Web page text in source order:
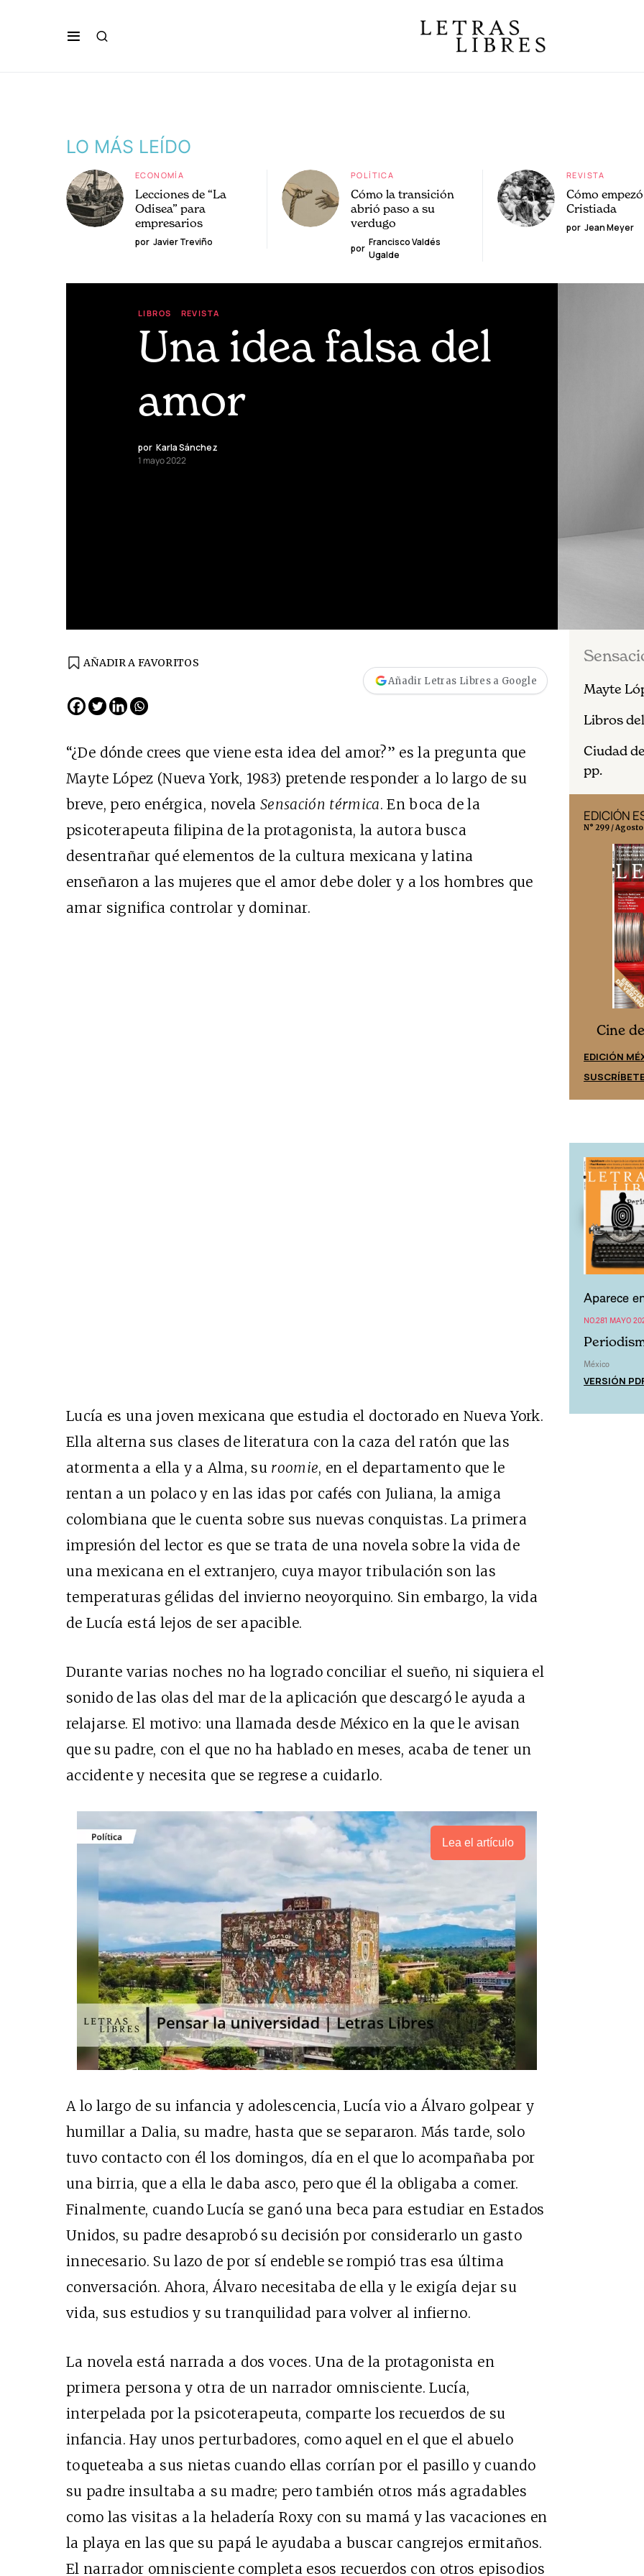
LO MÁS LEÍDO
ECONOMÍA
Lecciones de “La
Odisea” para
empresarios
por Javier Treviño
POLÍTICA
Cómo la transición
abrió paso a su
verdugo
por
Francisco Valdés
Ugalde
REVISTA
Cómo
Cristiada
por Jean Meyer
LIBROS REVISTA
Una idea falsa del
amor
por Karla Sánchez
1 mayo 2022
AÑADIR A FAVORITOS
Añadir Letras Libres a Google
“¿De dónde crees que viene esta idea del amor?” es la pregunta que
Mayte López (Nueva York, 1983) pretende responder a lo largo de su
breve, pero enérgica, novela Sensación térmica. En boca de la
psicoterapeuta filipina de la protagonista, la autora busca
desentrañar qué elementos de la cultura mexicana y latina
enseñaron a las mujeres que el amor debe doler y a los hombres que
amar significa controlar y dominar.
Lucía es una joven mexicana que estudia el doctorado en Nueva York.
Ella alterna sus clases de literatura con la caza del ratón que las
atormenta a ella y a Alma, su roomie, en el departamento que le
rentan a un polaco y en las idas por cafés con Juliana, la amiga
colombiana que le cuenta sobre sus nuevas conquistas. La primera
impresión del lector es que se trata de una novela sobre la vida de
una mexicana en el extranjero, cuya mayor tribulación son las
temperaturas gélidas del invierno neoyorquino. Sin embargo, la vida
de Lucía está lejos de ser apacible.
Durante varias noches no ha logrado conciliar el sueño, ni siquiera el
sonido de las olas del mar de la aplicación que descargó le ayuda a
relajarse. El motivo: una llamada desde México en la que le avisan
que su padre, con el que no ha hablado en meses, acaba de tener un
accidente y necesita que se regrese a cuidarlo.
Lea el artículo
A lo largo de su infancia y adolescencia, Lucía vio a Álvaro golpear y
humillar a Dalia, su madre, hasta que se separaron. Más tarde, solo
tuvo contacto con él los domingos, día en el que lo acompañaba por
una birria, que a ella le daba asco, pero que él la obligaba a comer.
Finalmente, cuando Lucía se ganó una beca para estudiar en Estados
Unidos, su padre desaprobó su decisión por considerarlo un gasto
innecesario. Su lazo de por sí endeble se rompió tras esa última
conversación. Ahora, Álvaro necesitaba de ella y le exigía dejar su
vida, sus estudios y su tranquilidad para volver al infierno.
La novela está narrada a dos voces. Una de la protagonista en
primera persona y otra de un narrador omnisciente. Lucía,
interpelada por la psicoterapeuta, comparte los recuerdos de su
infancia. Hay unos perturbadores, como aquel en el que el abuelo
toqueteaba a sus nietas cuando ellas corrían por el pasillo y cuando
su padre insultaba a su madre; pero también otros más agradables
como las visitas a la heladería Roxy con su mamá y las vacaciones en
la playa en las que su papá le ayudaba a buscar cangrejos ermitaños.
El narrador omnisciente completa esos recuerdos con otros episodios
Mayte
Libros
Ciudad
pp.
EDICIÓN ESPAÑA
N° 299 / Agosto 2026 N° 332 / Agosto 2026
EDICIÓN
N° 299 /
Cine
EDICIÓN
Aparece
NO.281 MAYO
México
VERSIÓN